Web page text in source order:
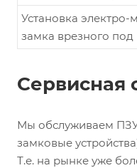
Установка электро-
замка врезного
Сервисная
Мы обслуживаем
замковые
Т.е. на рынке уже